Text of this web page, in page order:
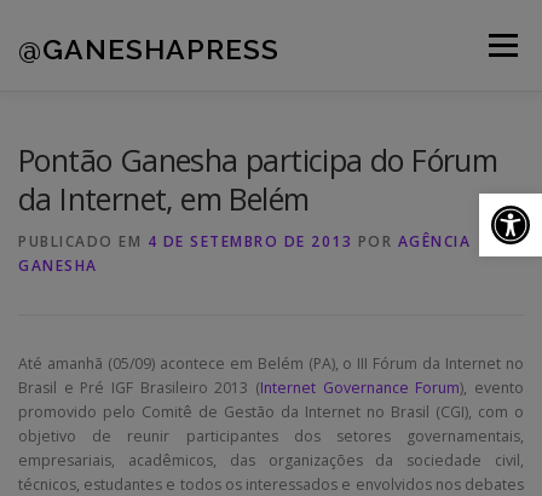
@GANESHAPRESS Menu
Pontão Ganesha participa do Fórum
da Internet, em Belém
PUBLICADO EM 4 DE SETEMBRO DE 2013 POR AGÊNCIA
GANESHA
Até amanhã (05/09) acontece em Belém (PA), o III Fórum da Internet no
Brasil e Pré IGF Brasileiro 2013 (Internet Governance Forum), evento
promovido pelo Comitê de Gestão da Internet no Brasil (CGI), com o
objetivo de reunir participantes dos setores governamentais,
empresariais, acadêmicos, das organizações da sociedade civil,
técnicos, estudantes e todos os interessados e envolvidos nos debates